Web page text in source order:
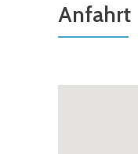
Anfahrt